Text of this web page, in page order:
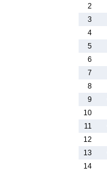
2
3
4
5
6
7
8
9
10
11
12
13
14